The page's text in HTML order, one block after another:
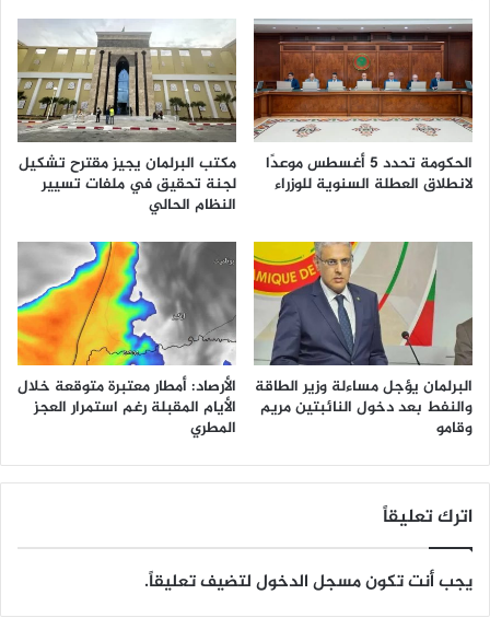
الحكومة تحدد 5 أغسطس موعدًا
لانطلاق العطلة السنوية للوزراء
مكتب البرلمان يجيز مقترح تشكيل
لجنة تحقيق في ملفات تسيير
النظام الحالي
البرلمان يؤجل مساءلة وزير الطاقة
والنفط بعد دخول النائبتين مريم
وقامو
الأرصاد: أمطار معتبرة متوقعة خلال
الأيام المقبلة رغم استمرار العجز
المطري
اترك تعليقاً
يجب أنت تكونمسجل الدخوللتضيف تعليقاً.